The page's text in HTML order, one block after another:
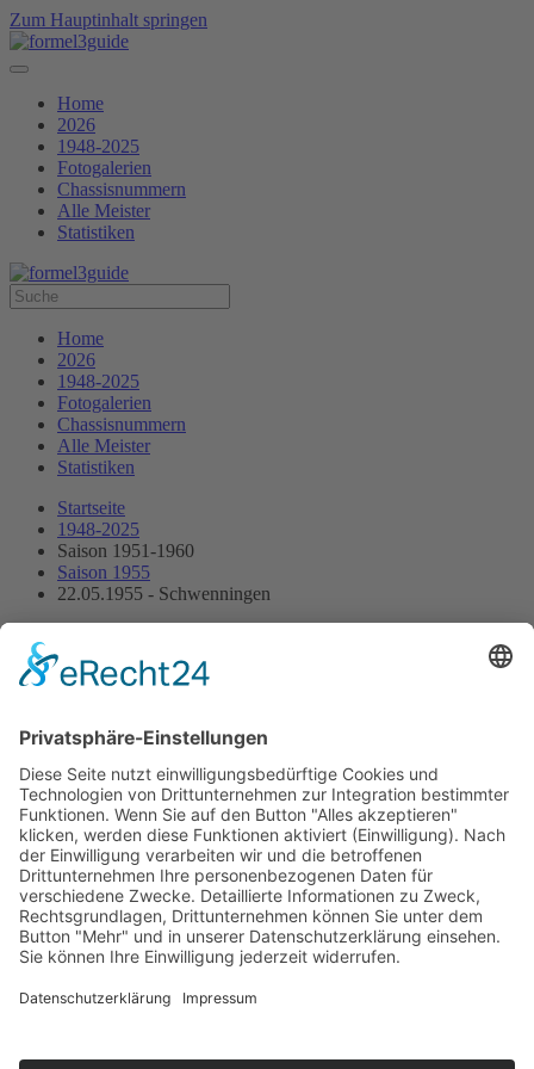
Zum Hauptinhalt springen
Home
2026
1948-2025
Fotogalerien
Chassisnummern
Alle Meister
Statistiken
Home
2026
1948-2025
Fotogalerien
Chassisnummern
Alle Meister
Statistiken
Startseite
1948-2025
Saison 1951-1960
Saison 1955
22.05.1955 - Schwenningen
22.05.1955 - Schwenningen
Alle Ergebnisse:
Nennungsliste
Ergebnis Zeittraining Original Zeitnahme
Startaufstellung
Original Zeitnahme
Ergebnis Rennen
Original Zeitnahme
Impressum